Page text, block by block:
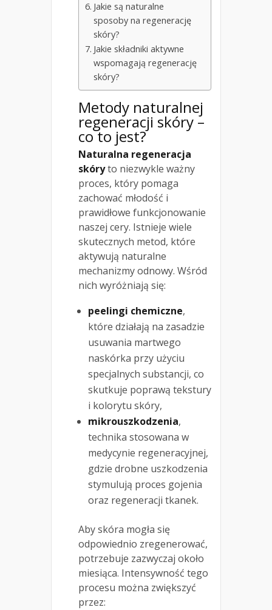
Jakie są naturalne
sposoby na regenerację
skóry?
Jakie składniki aktywne
wspomagają regenerację
skóry?
Metody naturalnej
regeneracji skóry –
co to jest?
Naturalna regeneracja
skóryto niezwykle ważny
proces, który pomaga
zachować młodość i
prawidłowe funkcjonowanie
naszej cery. Istnieje wiele
skutecznych metod, które
aktywują naturalne
mechanizmy odnowy. Wśród
nich wyróżniają się:
peelingi chemiczne,
które działają na zasadzie
usuwania martwego
naskórka przy użyciu
specjalnych substancji, co
skutkuje poprawą tekstury
i kolorytu skóry,
mikrouszkodzenia,
technika stosowana w
medycynie regeneracyjnej,
gdzie drobne uszkodzenia
stymulują proces gojenia
oraz regeneracji tkanek.
Aby skóra mogła się
odpowiednio zregenerować,
potrzebuje zazwyczaj około
miesiąca. Intensywność tego
procesu można zwiększyć
przez: